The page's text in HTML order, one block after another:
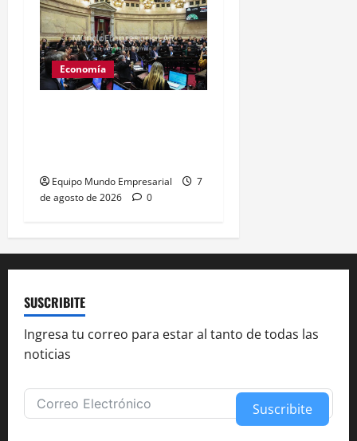
Economía
Equipo Mundo Empresarial
7
de agosto de 2026
0
SUSCRIBITE
Ingresa tu correo para estar al tanto de todas las
noticias
Suscribite